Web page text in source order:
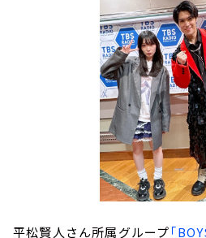
平松賢人さん所属グループ「